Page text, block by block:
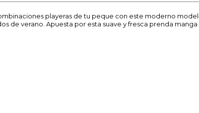
playeras de tu peque con este moderno
de verano. Apuesta por esta suave y fresca prenda